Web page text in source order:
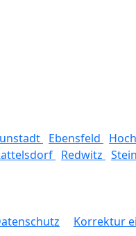
Ebensfeld
Redwitz
Korrektur